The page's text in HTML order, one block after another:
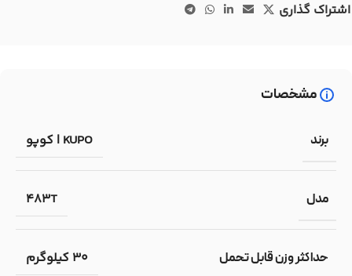
اشتراک گذاری
مشخصات
برند KUPO | کوپو
مدل 483T
حداکثر وزن قابل تحمل 30 کیلوگرم